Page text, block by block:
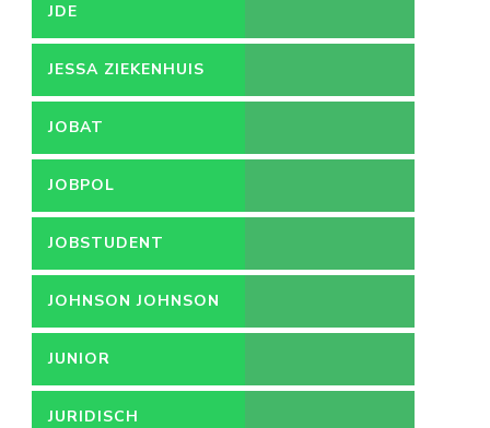
JDE
JESSA ZIEKENHUIS
JOBAT
JOBPOL
JOBSTUDENT
JOHNSON JOHNSON
JUNIOR
ACCOUNTMANAGER
JURIDISCH